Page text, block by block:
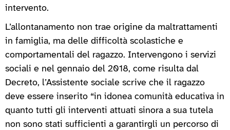
intervento.
L’allontanamento non trae origine da maltrattamenti
in famiglia, ma delle difficoltà scolastiche e
comportamentali del ragazzo. Intervengono i servizi
sociali e nel gennaio del 2018, come risulta dal
Decreto, l’Assistente sociale scrive che il ragazzo
deve essere inserito “in idonea comunità educativa in
quanto tutti gli interventi attuati sinora a sua tutela
non sono stati sufficienti a garantirgli un percorso di